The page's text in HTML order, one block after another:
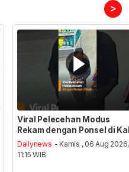
>
Viral Pelecehan Modus
Rekam dengan Ponsel di
Dailynews - Kamis , 06 Aug 2026,
11:15 WIB